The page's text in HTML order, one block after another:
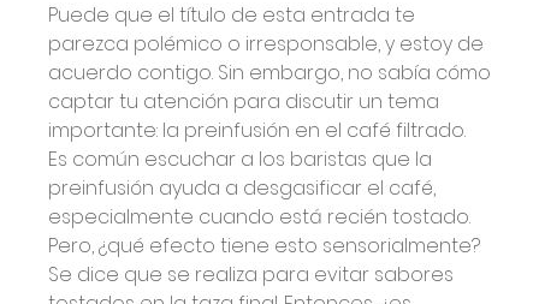
Puede que el título de esta entrada te
parezca polémico o irresponsable, y estoy de
acuerdo contigo. Sin embargo, no sabía cómo
captar tu atención para discutir un tema
importante: la preinfusión en el café filtrado.
Es común escuchar a los baristas que la
preinfusión ayuda a desgasificar el café,
especialmente cuando está recién tostado.
Pero, ¿qué efecto tiene esto sensorialmente?
Se dice que se realiza para evitar sabores